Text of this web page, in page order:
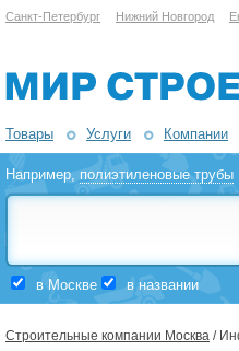
Санкт-Петербург Нижний Новгород
Товары Услуги Компании
Например,полиэтиленовые трубы
в Москве в названии
Строительные компании Москва /